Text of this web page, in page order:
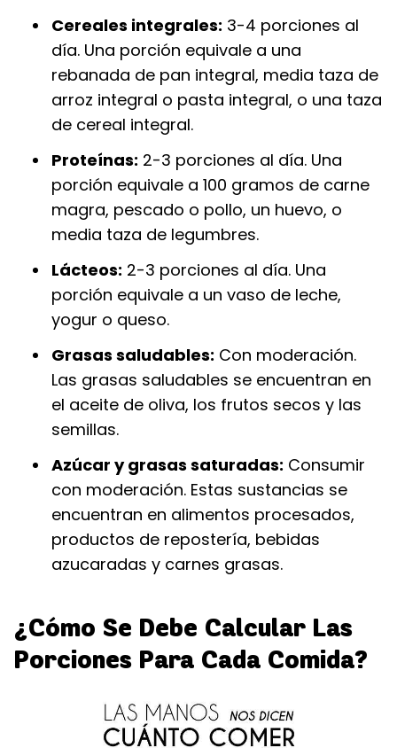
Cereales integrales: 3-4 porciones al
día. Una porción equivale a una
rebanada de pan integral, media taza de
arroz integral o pasta integral, o una taza
de cereal integral.
Proteínas: 2-3 porciones al día. Una
porción equivale a 100 gramos de carne
magra, pescado o pollo, un huevo, o
media taza de legumbres.
Lácteos: 2-3 porciones al día. Una
porción equivale a un vaso de leche,
yogur o queso.
Grasas saludables: Con moderación.
Las grasas saludables se encuentran en
el aceite de oliva, los frutos secos y las
semillas.
Azúcar y grasas saturadas: Consumir
con moderación. Estas sustancias se
encuentran en alimentos procesados,
productos de repostería, bebidas
azucaradas y carnes grasas.
¿Cómo Se Debe Calcular Las
Porciones Para Cada Comida?